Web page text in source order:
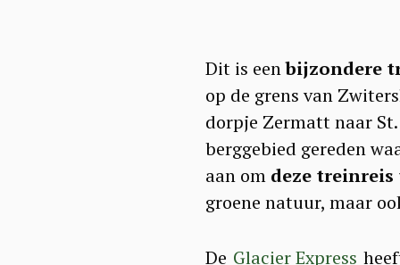
Dit is eenbijzondere
op de grens van
dorpje Zermatt naar
berggebied gereden
aan om deze
groene natuur, maar
De Glacier Express